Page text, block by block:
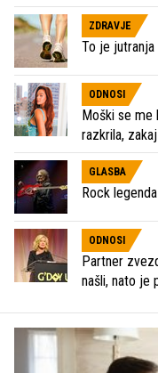
ZDRAVJE
To je jutranja
ODNOSI
Moški se me
razkrila,
GLASBA
Rock
ODNOSI
Partner
našli, nato je